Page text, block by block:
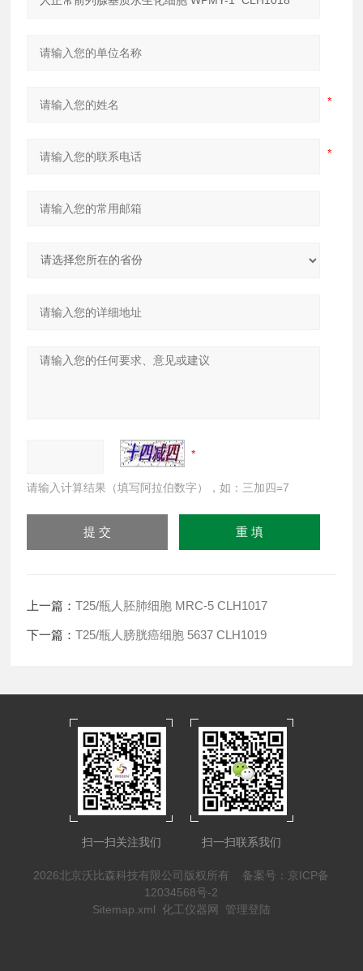
请输入计算结果（填写阿拉伯数字），如：三加四=7
上一篇：T25/瓶人胚肺细胞 MRC-5 CLH1017
下一篇：T25/瓶人膀胱癌细胞 5637 CLH1019
扫一扫关注我们 扫一扫联系我们
2026北京沃比森科技有限公司版权所有 备案号：京ICP备
12034568号-2
Sitemap.xml 化工仪器网 管理登陆